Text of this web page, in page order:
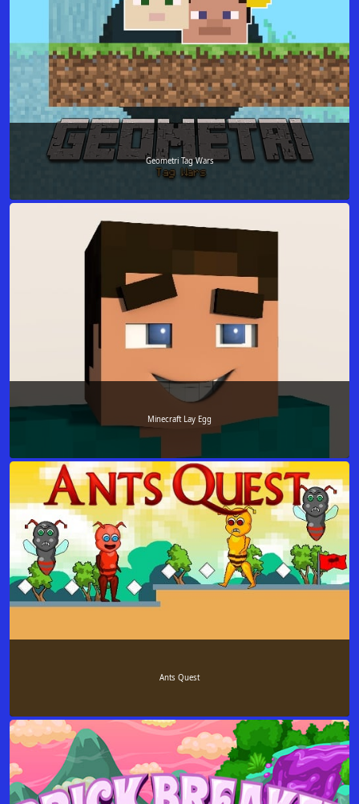
Geometri Tag Wars
Minecraft Lay Egg
Ants Quest